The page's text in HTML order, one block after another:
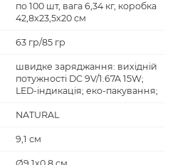
по 100 шт, вага 6,34 кг, коробка
42,8x23,5x20 см
63 гр/85 гр
швидке заряджання: вихідній
потужності DC 9V/1.67A 15W;
LED-індикація; еко-пакування;
NATURAL
9,1 см